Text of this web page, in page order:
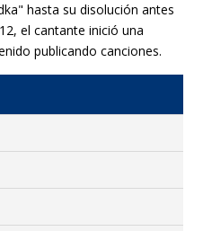
hasta su disolución antes
el cantante inició una
publicando canciones.